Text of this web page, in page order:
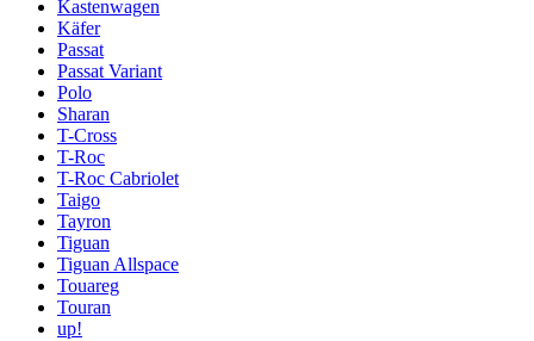
Kastenwagen
Käfer
Passat
Passat Variant
Polo
Sharan
T-Cross
T-Roc
T-Roc Cabriolet
Taigo
Tayron
Tiguan
Tiguan Allspace
Touareg
Touran
up!